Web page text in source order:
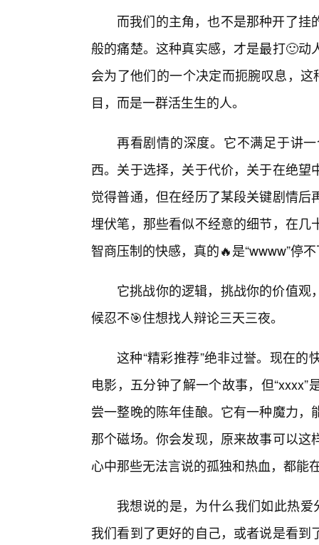
而我们的主角，也不是那种开了
般的痛楚。这种真实感，才是最打🙂
会为了他们的一个决定而扼腕叹息，
目，而是一群活生生的人。
再看剧情的深度。它不满足于讲
西。关于选择，关于代价，关于在绝
觉得普通，但在经历了某段关键剧情
埋伏笔，那些看似不经意的细节，在
智商压制的快感，真的🔥是“wwww”停
它挑战你的逻辑，挑战你的价值
候忍不🎯住想找人辩论三天三夜。
这种“精彩推荐”绝非过誉。现在
电影，五分钟了解一个故事，但
尝一整晚的陈年佳酿。它有一种魔力
那个磁场。你会发现，原来故事可以
心中那些无法言说的孤独和热血，都能
我想说的是，为什么我们如此热爱
我们看到了更好的自己，或者说是看